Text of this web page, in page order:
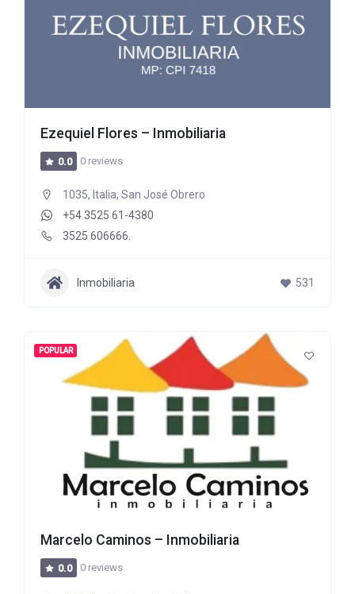
Ezequiel Flores – Inmobiliaria
0.0 0 reviews
1035, Italia, San José Obrero
+54 3525 61-4380
3525 606666.
Inmobiliaria 531
POPULAR
Marcelo Caminos – Inmobiliaria
0.0 0 reviews